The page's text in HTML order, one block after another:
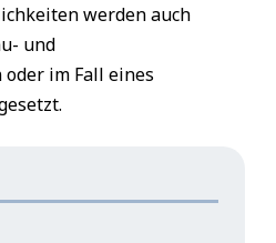
werden auch
und
im Fall eines